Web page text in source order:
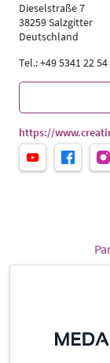
Dieselstraße 7
38259 Salzgitter
Deutschland
Tel.: +49 5341 22
https://